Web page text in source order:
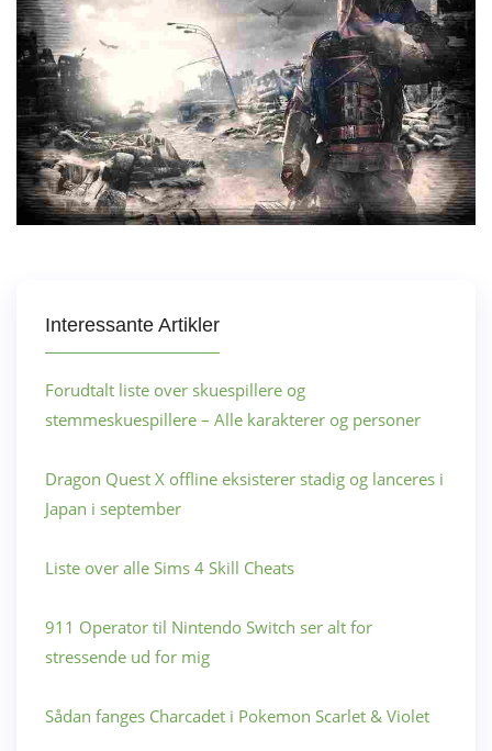
Interessante Artikler
Forudtalt liste over skuespillere og
stemmeskuespillere – Alle karakterer og personer
Dragon Quest X offline eksisterer stadig og lanceres i
Japan i september
Liste over alle Sims 4 Skill Cheats
911 Operator til Nintendo Switch ser alt for
stressende ud for mig
Sådan fanges Charcadet i Pokemon Scarlet & Violet